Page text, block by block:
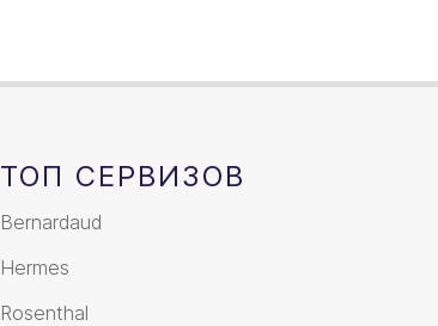
ТОП СЕРВИЗОВ
Bernardaud
Hermes
Rosenthal